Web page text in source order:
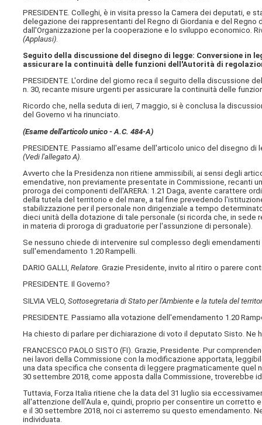
PRESIDENTE. Colleghi, è in visita presso la Camera dei deputati, e
delegazione dei rappresentanti del Regno di Giordania e del
dall'Organizzazione per la cooperazione e lo sviluppo economico.
(Applausi)
Seguito della discussione del disegno di legge: Conversione in
assicurare la continuità delle funzioni dell'Autorità di
PRESIDENTE. L'ordine del giorno reca il seguito della discussione
n. 30, recante misure urgenti per assicurare la continuità delle
Ricordo che, nella seduta di ieri, 7 maggio, si è conclusa la
del Governo vi ha rinunciato.
(Esame dell'articolo unico - A.C. 484-A​)
PRESIDENTE. Passiamo all'esame dell'articolo unico del disegno
(Vedi l'allegato A)
Avverto che la Presidenza non ritiene ammissibili, ai sensi degli
emendative, non previamente presentate in Commissione, recanti
proroga dei componenti dell'ARERA: 1.21 Daga, avente carattere
della tutela del territorio e del mare, a tal fine prevedendo
stabilizzazione per il personale non dirigenziale a tempo
dieci unità della dotazione di tale personale (si ricorda che, in
in materia di proroga di graduatorie per l'assunzione di personale).
Se nessuno chiede di intervenire sul complesso degli
sull'emendamento 1.20 Rampelli.
DARIO GALLI,Relatore. Grazie Presidente, invito al ritiro o parere
PRESIDENTE. Il Governo?
SILVIA VELO, Sottosegretaria di Stato per l'Ambiente e la tutela del
PRESIDENTE. Passiamo alla votazione dell'emendamento 1.20
Ha chiesto di parlare per dichiarazione di voto il deputato Sisto. Ne
FRANCESCO PAOLO SISTO (FI). Grazie, Presidente. Pur
nei lavori della Commissione con la modificazione apportata,
una data specifica che consenta di leggere pragmaticamente quel
30 settembre 2018, come apposta dalla Commissione, troverebbe
Tuttavia, Forza Italia ritiene che la data del 31 luglio sia
all'attenzione dell'Aula e, quindi, proprio per consentire un corretto
e il 30 settembre 2018, noi ci asterremo su questo emendamento.
individuata.